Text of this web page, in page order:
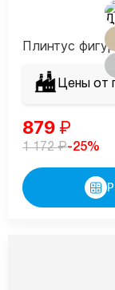
Плинтус
Цены от
879 ₽
1 172₽-25%